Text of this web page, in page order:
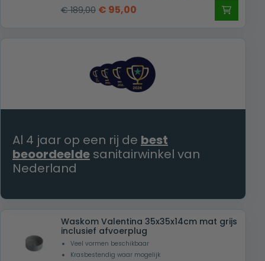
€189,00 Oorspronkelijke
was:
€ 189,00.
€ 95,00
is:
€ 95,00.
Al 4 jaar op een rij de best
beoordeelde sanitairwinkel van
Nederland
Waskom Valentina 35x35x14cm mat grijs
inclusief afvoerplug
Veel vormen beschikbaar
Krasbestendig waar mogelijk